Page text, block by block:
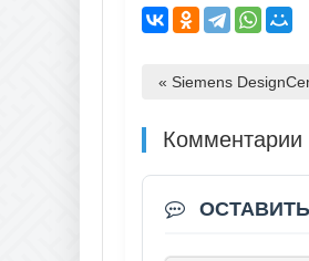
« Siemens
Комментарии